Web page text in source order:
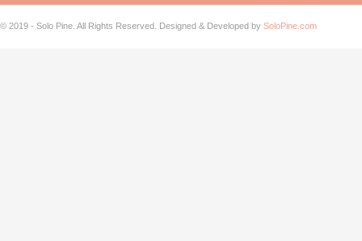
© 2019 - Solo Pine. All Rights Reserved. Designed & Developed by SoloPine.com